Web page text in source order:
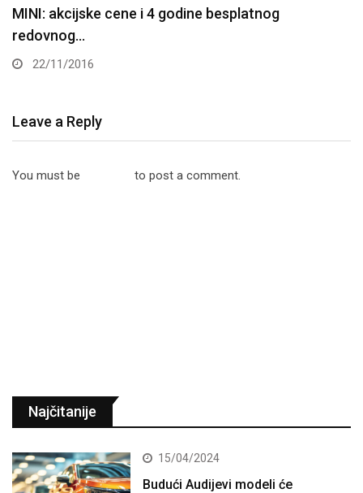
Leave a Reply
You must be to post a comment.
Najčitanije
15/04/2024
Budući Audijevi modeli će